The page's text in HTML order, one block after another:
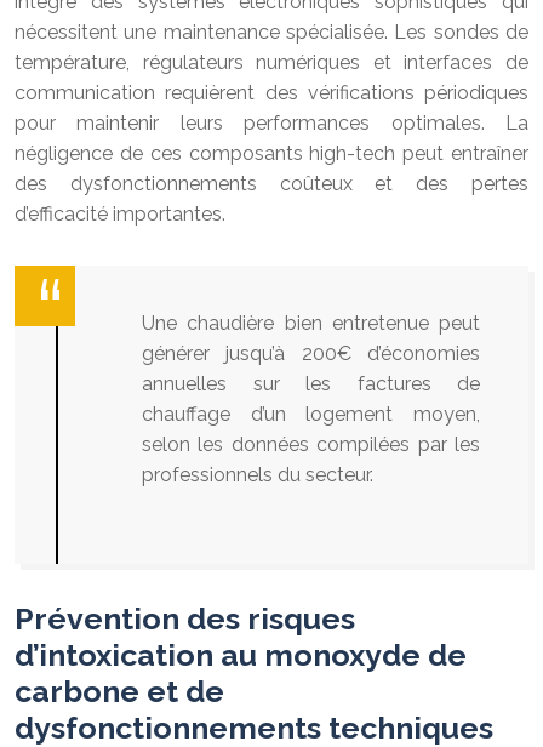
nécessitent une maintenance spécialisée. Les sondes de
température, régulateurs numériques et interfaces de
communication requièrent des vérifications périodiques
pour maintenir leurs performances optimales. La
négligence de ces composants high-tech peut entraîner
des dysfonctionnements coûteux et des pertes
d’efficacité importantes.
Une chaudière bien entretenue peut
générer jusqu’à 200€ d’économies
annuelles sur les factures de
chauffage d’un logement moyen,
selon les données compilées par les
professionnels du secteur.
Prévention des risques
d’intoxication au monoxyde de
carbone et de
dysfonctionnements techniques